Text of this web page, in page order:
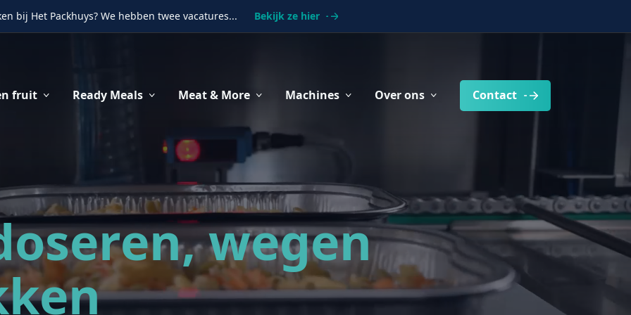
bij Het Packhuys? We hebben twee vacatures... Bekijk ze hier
fruit Ready Meals Meat & More Machines Over ons Contact
wegen